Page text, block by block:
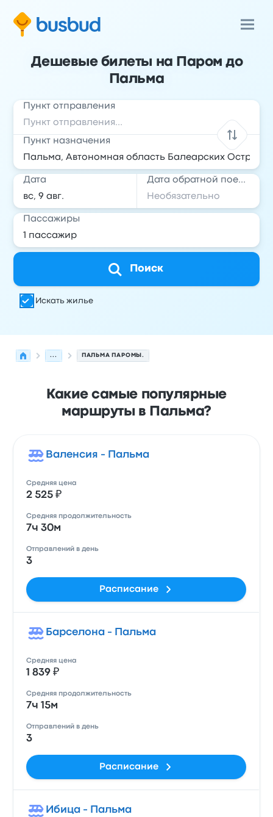
Дешевые билеты на Паром до
Пальма
Пункт отправления
Пункт назначения
Дата Дата обратной поездки
Пассажиры
Поиск
Искать жилье
... ПАЛЬМА ПАРОМЫ.
Какие самые популярные
маршруты в Пальма?
Валенсия - Пальма
Средняя цена
2 525 ₽
Средняя продолжительность
7ч 30м
Отправлений в день
3
Расписание
Барселона - Пальма
Средняя цена
1 839 ₽
Средняя продолжительность
7ч 15м
Отправлений в день
3
Расписание
Ибица - Пальма